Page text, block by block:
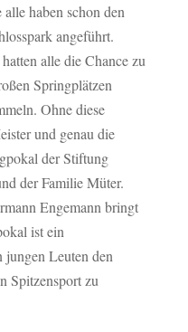
haben schon den
angeführt.
alle die Chance zu
Springplätzen
Ohne diese
und genau die
der Stiftung
der Familie Müter.
Engemann bringt
ist ein
jungen Leuten den
Spitzensport zu